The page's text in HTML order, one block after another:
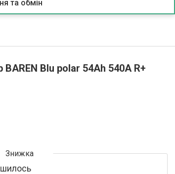
та обмін
Blu polar 54Аh 540А R+